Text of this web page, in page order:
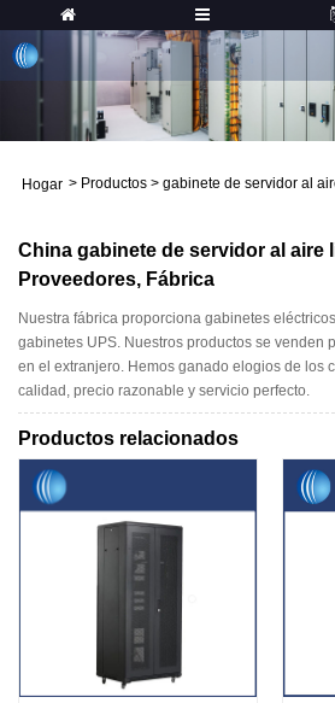
Hogar > Productos > gabinete de servidor al
China gabinete de servidor al aire
Proveedores, Fábrica
Nuestra fábrica proporciona gabinetes
gabinetes UPS. Nuestros productos se venden
en el extranjero. Hemos ganado elogios de los
calidad, precio razonable y servicio perfecto.
Productos relacionados